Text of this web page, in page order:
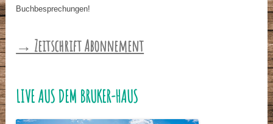
Buchbesprechungen!
→ Zeitschrift Abonnement
LIVE AUS DEM BRUKER-HAUS